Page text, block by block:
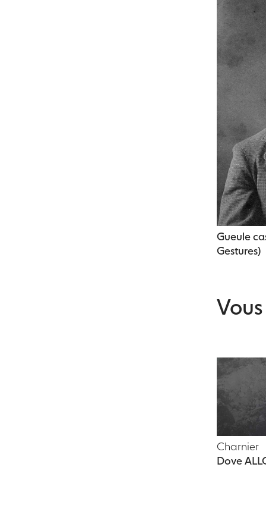
Gueule
Gestures)
Charnier
Dove